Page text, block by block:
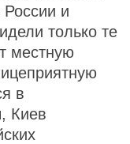
и
только те
местную
в
Киев